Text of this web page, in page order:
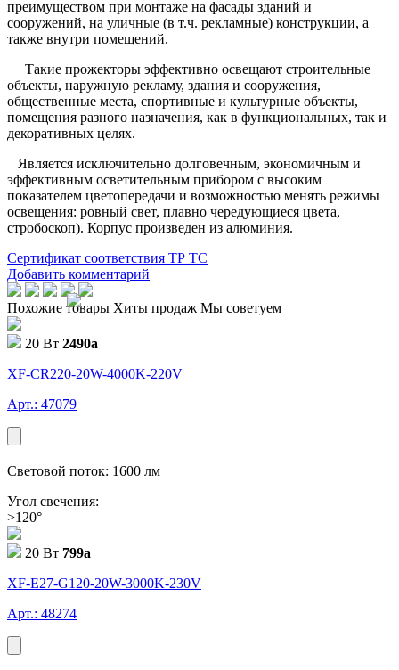
преимуществом при монтаже на фасады зданий и
сооружений, на уличные (в т.ч. рекламные) конструкции, а
также внутри помещений.
Такие прожекторы эффективно освещают строительные
объекты, наружную рекламу, здания и сооружения,
общественные места, спортивные и культурные объекты,
помещения разного назначения, как в функциональных, так и
декоративных целях.
Является исключительно долговечным, экономичным и
эффективным осветительным прибором с высоким
показателем цветопередачи и возможностью менять режимы
освещения: ровный свет, плавно чередующиеся цвета,
стробоскоп). Корпус произведен из алюминия.
Сертификат соответствия ТР ТС
Добавить комментарий
Похожие товары Хиты продаж Мы советуем
20 Вт 2490a
XF-CR220-20W-4000K-220V
Арт.: 47079
Световой поток: 1600 лм
Угол свечения:
>120°
20 Вт 799a
XF-E27-G120-20W-3000K-230V
Арт.: 48274